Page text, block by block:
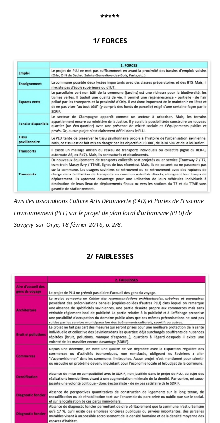
*****
1/ FORCES
Avis des associations Culture Arts Découverte (CAD) et Portes de l’Essonne
Environnement (PEE) sur le projet de plan local d’urbanisme (PLU) de
Savigny-sur-Orge, 18 février 2016, p. 2/8.
2/ FAIBLESSES